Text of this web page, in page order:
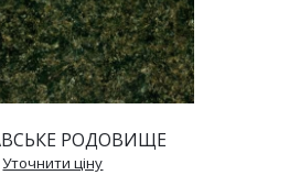
РОДОВИЩЕ
Уточнити ціну